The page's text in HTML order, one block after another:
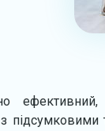
ефективний,
підсумковими